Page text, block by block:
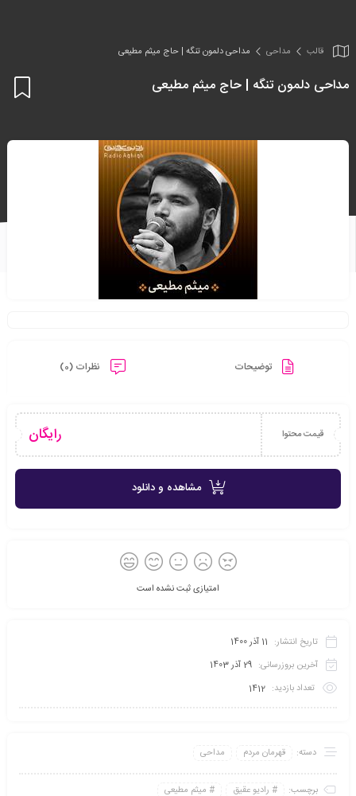
قالب مداحی مداحی دلمون تنگه | حاج میثم مطیعی
مداحی دلمون تنگه | حاج میثم مطیعی
توضیحات نظرات (0)
قیمت محتوا رایگان
مشاهده و دانلود
امتیازی ثبت نشده است
تاریخ انتشار: 11 آذر 1400
آخرین بروزرسانی: 29 آذر 1403
تعداد بازدید: 1412
دسته: قهرمان مردم مداحی
برچسب: رادیو عقیق میثم مطیعی